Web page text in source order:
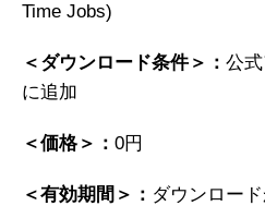
Time Jobs)
＜ダウンロード条件＞： 公
に追加
＜価格＞： 0円
＜有効期間＞： ダウンロー